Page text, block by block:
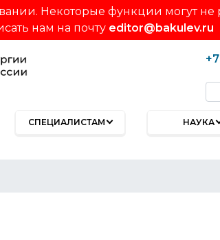
Некоторые функции могут не
нам на почту editor@bakulev.ru
СПЕЦИАЛИСТАМ НАУКА